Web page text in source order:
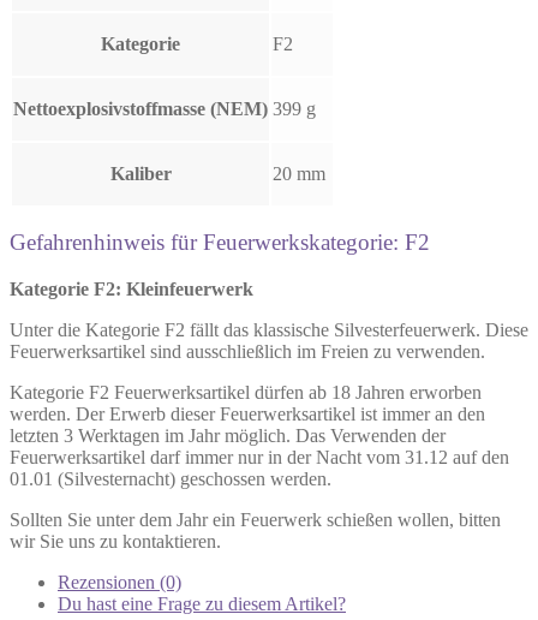
Kategorie F2
Nettoexplosivstoffmasse (NEM) 399 g
Kaliber 20 mm
Gefahrenhinweis für Feuerwerkskategorie: F2
Kategorie F2: Kleinfeuerwerk
Unter die Kategorie F2 fällt das klassische Silvesterfeuerwerk. Diese
Feuerwerksartikel sind ausschließlich im Freien zu verwenden.
Kategorie F2 Feuerwerksartikel dürfen ab 18 Jahren erworben
werden. Der Erwerb dieser Feuerwerksartikel ist immer an den
letzten 3 Werktagen im Jahr möglich. Das Verwenden der
Feuerwerksartikel darf immer nur in der Nacht vom 31.12 auf den
01.01 (Silvesternacht) geschossen werden.
Sollten Sie unter dem Jahr ein Feuerwerk schießen wollen, bitten
wir Sie uns zu kontaktieren.
Rezensionen (0)
Du hast eine Frage zu diesem Artikel?